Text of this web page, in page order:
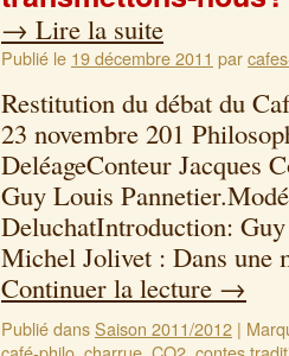
→ Lire la suite
Publié le 19 décembre 2011 par
Restitution du débat du
23 novembre 201
DeléageConteur Jacques
Guy Louis
DeluchatIntroduction:
Michel Jolivet : Dans une
Continuer la lecture →
Publié dansSaison 2011/2012 |